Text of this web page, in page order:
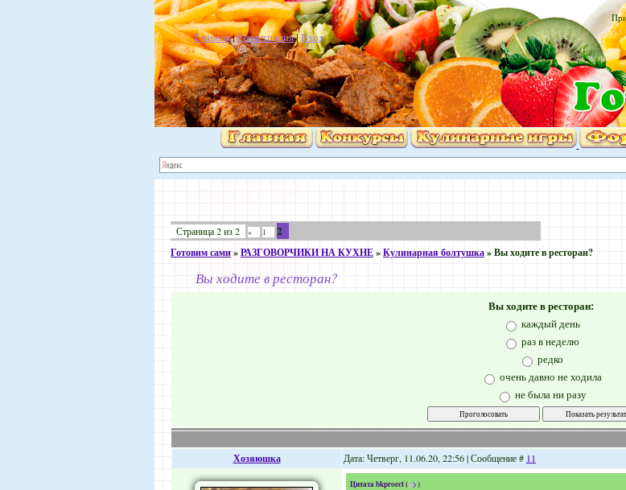
Главная|Регистрация|Вход
Страница2из2 « 1 2
Готовим сами»РАЗГОВОРЧИКИ НА КУХНЕ»Кулинарная болтушка»Вы ходите в ресторан?
Вы ходите в ресторан?
Вы ходите в ресторан:
каждый день
раз в неделю
редко
очень давно не ходила
не была ни разу
Хозяюшка Дата: Четверг, 11.06.20, 22:56 | Сообщение # 11
Цитатаbkproect( )